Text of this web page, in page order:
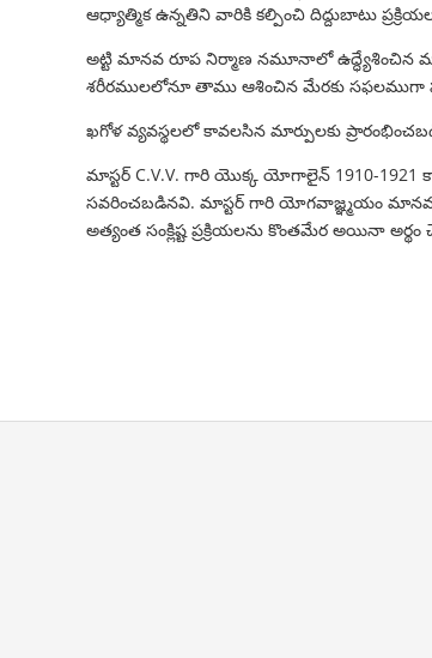
ఆధ్యాత్మిక ఉన్నతిని వారికి కల్పించి దిద్దుబాటు
అట్టి మానవ రూప నిర్మాణ నమూనాలో ఉద్ధ్యేశించిన
శరీరములలోనూ తాము ఆశించిన మేరకు సఫలముగా
ఖగోళ వ్యవస్థలలో కావలసిన మార్పులకు
మాస్టర్ C.V.V. గారి యొక్క యోగాలైన్ 1910-1921
సవరించబడినవి. మాస్టర్ గారి యోగవాజ్ఞ్మయం
అత్యంత సంక్లిష్ట ప్రక్రియలను కొంతమేర అయినా